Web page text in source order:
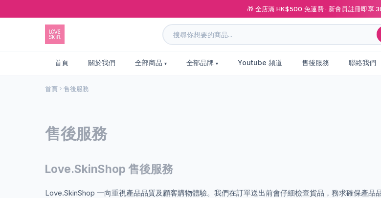
🎁 全店滿 HK$500 免運費 · 新會員註冊即享
首頁 關於我們 全部商品 全部品牌 Youtube 頻道 售後服務 聯絡我們
首頁 售後服務
售後服務
Love.SkinShop 售後服務
Love.SkinShop 一向重視產品品質及顧客購物體驗。我們在訂單送出前會仔細檢查貨品，務求確保產品